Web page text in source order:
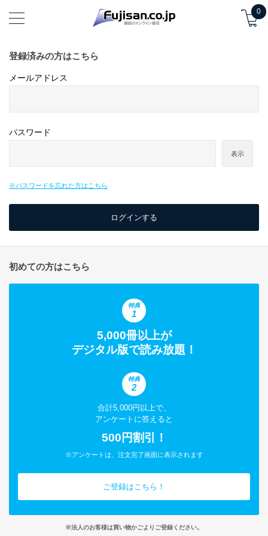
0
登録済みの方はこちら
メールアドレス
パスワード
表示
※パスワードを忘れた方はこちら
初めての方はこちら
特典
1
5,000冊以上が
デジタル版で読み放題！
特典
2
合計5,000円以上で、
アンケートに答えると
500円割引！
※アンケートは、注文完了画面に表示されます
ご登録はこちら！
※法人のお客様は買い物かごよりご登録ください。